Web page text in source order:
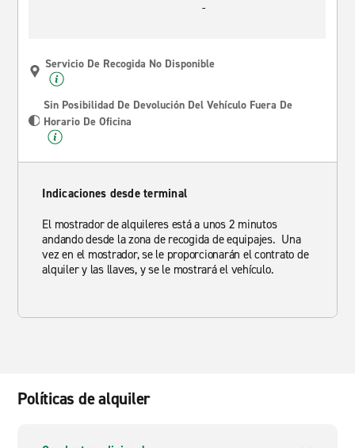
-
Servicio De Recogida No Disponible
Sin Posibilidad De Devolución Del Vehículo Fuera De
Horario De Oficina
Indicaciones desde terminal
El mostrador de alquileres está a unos 2 minutos
andando desde la zona de recogida de equipajes. Una
vez en el mostrador, se le proporcionarán el contrato de
alquiler y las llaves, y se le mostrará el vehículo.
Políticas de alquiler